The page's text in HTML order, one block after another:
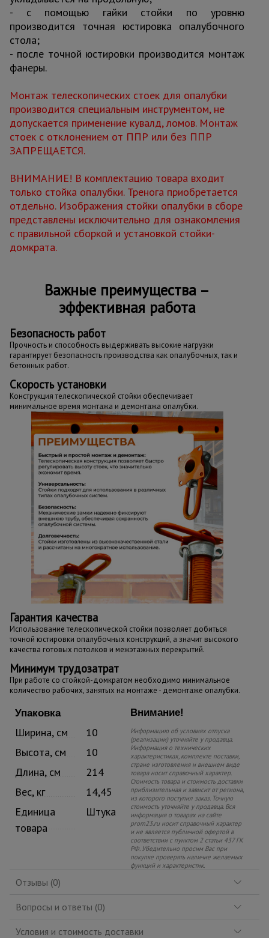
- с помощью гайки стойки по уровню
производится точная юстировка опалубочного
стола;
- после точной юстировки производится монтаж
фанеры.
Монтаж телескопических стоек для опалубки
производится специальным инструментом, не
допускается применение кувалд, ломов. Монтаж
стоек с отклонением от ППР или без ППР
ЗАПРЕЩАЕТСЯ.
ВНИМАНИЕ! В комплектацию товара входит
только стойка опалубки. Тренога приобретается
отдельно. Изображения стойки опалубки в сборе
представлены исключительно для ознакомления
с правильной сборкой и установкой стойки-
домкрата.
Важные преимущества –
эффективная работа
Безопасность работ
Прочность и способность выдерживать высокие нагрузки
гарантирует безопасность производства как опалубочных, так и
бетонных работ.
Скорость установки
Конструкция телескопической стойки обеспечивает
минимальное время монтажа и демонтажа опалубки.
Гарантия качества
Использование телескопической стойки позволяет добиться
точной юстировки опалубочных конструкций, а значит высокого
качества готовых потолков и межэтажных перекрытий.
Минимум трудозатрат
При работе со стойкой-домкратом необходимо минимальное
количество рабочих, занятых на монтаже - демонтаже опалубки.
Упаковка
Ширина, см
10
Высота, см
10
Длина, см
214
Вес, кг
14,45
Единица
товара
Штука
Внимание!
Информацию об условиях отпуска
(реализации) уточняйте у продавца.
Информация о технических
характеристиках, комплекте поставки,
стране изготовления и внешнем виде
товара носит справочный характер.
Стоимость товара и стоимость доставки
приблизительная и зависит от региона,
из которого поступил заказ. Точную
стоимость уточняйте у продавца. Вся
информация о товарах на сайте
prom23.ru носит справочный характер
и не является публичной офертой в
соответствии с пунктом 2 статьи 437 ГК
РФ. Убедительно просим Вас при
покупке проверять наличие желаемых
функций и характеристик.
Отзывы (0)
Вопросы и ответы (0)
Условия и стоимость доставки